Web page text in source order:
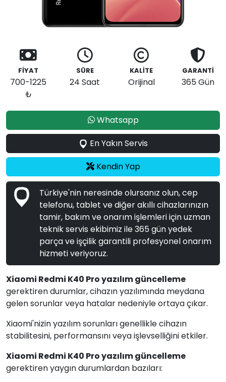
FİYAT
700-1225
₺
SÜRE
24 Saat
KALİTE
Orijinal
GARANTİ
365 Gün
Whatsapp
En Yakın Servis
Kendin Yap
Türkiye'nin neresinde olursanız olun, cep
telefonu, tablet ve diğer akıllı cihazlarınızın
tamir, bakım ve onarım işlemleri için uzman
teknik servis ekibimiz ile 365 gün yedek
parça ve işçilik garantili profesyonel onarım
hizmeti veriyoruz.
Xiaomi Redmi K40 Pro yazılım güncelleme
gerektiren durumlar, cihazın yazılımında meydana
gelen sorunlar veya hatalar nedeniyle ortaya çıkar.
Xiaomi'nizin yazılım sorunları genellikle cihazın
stabilitesini, performansını veya işlevselliğini etkiler.
Xiaomi Redmi K40 Pro yazılım güncelleme
gerektiren yaygın durumlardan bazıları: